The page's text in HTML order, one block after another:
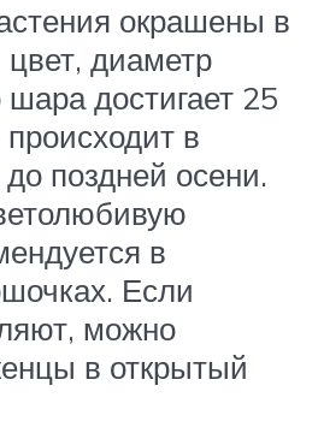
окрашены в
диаметр
достигает 25
в
поздней осени.
в
Если
можно
в открытый